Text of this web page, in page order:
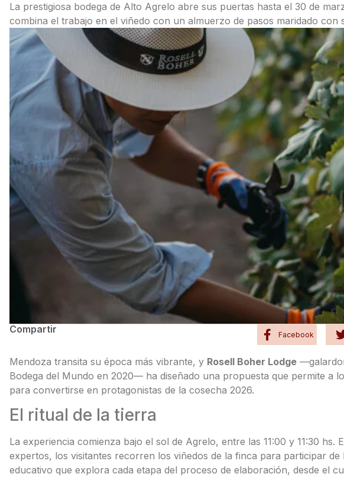
La prestigiosa bodega de Alto Agrelo abre sus puertas hasta el 30 de
combina el trabajo en el viñedo con un almuerzo de pasos maridado con
Compartir Facebook
Mendoza transita su época más vibrante, y Rosell Boher Lodge
Bodega del Mundo en 2020— ha diseñado una propuesta que permite a
para convertirse en protagonistas de la cosecha 2026.
El ritual de la tierra
La experiencia comienza bajo el sol de Agrelo, entre las 11:00 y 11:30 hs.
expertos, los visitantes recorren los viñedos de la finca para participar de
educativo que explora cada etapa del proceso de elaboración, desde el